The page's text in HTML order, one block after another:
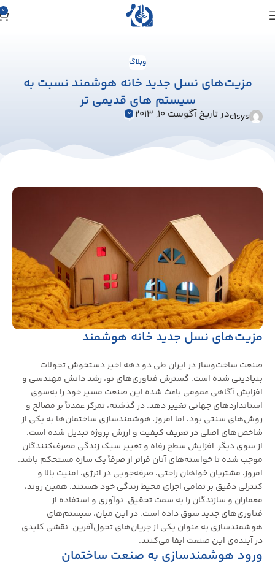
0
وبلاگ
مزيت‌هاي نسل جدید خانه هوشمند نسبت به
سیستم های قدیمی تر
c1sysدر تاریخ آگوست 10, 2013 0
مزیت‌های نسل جدید خانه هوشمند
صنعت ساخت‌وساز در ایران طی دو دهه اخیر دستخوش تحولات
بنیادینی شده است. گسترش فناوری‌های نو، رشد دانش مهندسی و
افزایش آگاهی عمومی باعث شده این صنعت مسیر خود را به‌سوی
استانداردهای جهانی تغییر دهد. در گذشته، تمرکز عمدتاً بر مصالح و
روش‌های سنتی بود، اما امروز، هوشمندسازی ساختمان‌ها به یکی از
شاخص‌های اصلی در تعریف کیفیت و ارزش پروژه تبدیل شده است.
از سوی دیگر، افزایش سطح رفاه و تغییر سبک زندگی مصرف‌کنندگان
موجب شده تا خواسته‌های آنان فراتر از صرفاً یک سازه مستحکم باشد.
امروز، مشتریان خواهان راحتی، صرفه‌جویی در انرژی، امنیت بالا و
کنترلی دقیق بر تمامی اجزای محیط زندگی خود هستند. همین روند،
معماران و سازندگان را به سمت تحقیق، نوآوری و استفاده از
فناوری‌های جدید سوق داده است. در این میان، سیستم‌های
هوشمندسازی به عنوان یکی از جریان‌های تحول‌آفرین، نقشی کلیدی
در آینده‌ی این صنعت ایفا می‌کنند.
ورود هوشمندسازی به صنعت ساختمان